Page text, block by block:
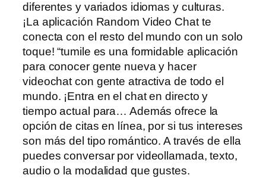
diferentes y variados idiomas y culturas.
¡La aplicación Random Video Chat te
conecta con el resto del mundo con un solo
toque! “tumile es una formidable aplicación
para conocer gente nueva y hacer
videochat con gente atractiva de todo el
mundo. ¡Entra en el chat en directo y
tiempo actual para… Además ofrece la
opción de citas en línea, por si tus intereses
son más del tipo romántico. A través de ella
puedes conversar por videollamada, texto,
audio o la modalidad que gustes.